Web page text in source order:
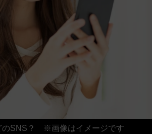
のSNS？ ※画像はイメージです